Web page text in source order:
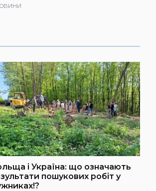
і Україна: що означають
пошукових робіт у